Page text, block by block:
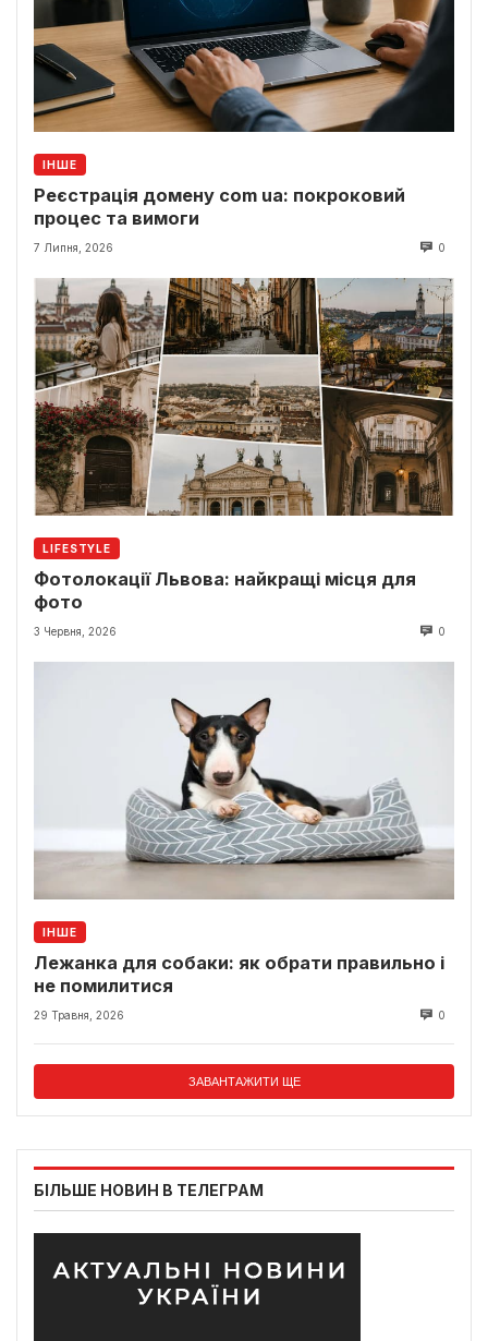
ІНШЕ
Реєстрація домену com ua: покроковий
процес та вимоги
7 Липня, 2026 0
LIFESTYLE
Фотолокації Львова: найкращі місця для
фото
3 Червня, 2026 0
ІНШЕ
Лежанка для собаки: як обрати правильно і
не помилитися
29 Травня, 2026 0
ЗАВАНТАЖИТИ ЩЕ
БІЛЬШЕ НОВИН В ТЕЛЕГРАМ